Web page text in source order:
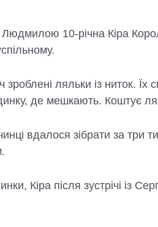
10-річна Кіра
зроблені ляльки із ниток.
де мешкають. Коштує
вдалося зібрати за три
Кіра після зустрічі із